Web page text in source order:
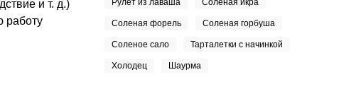
и т. д.)
работу
Рулет из лаваша Соленая икра
Соленая форель Соленая горбуша
Соленое сало Тарталетки с начинкой
Холодец Шаурма